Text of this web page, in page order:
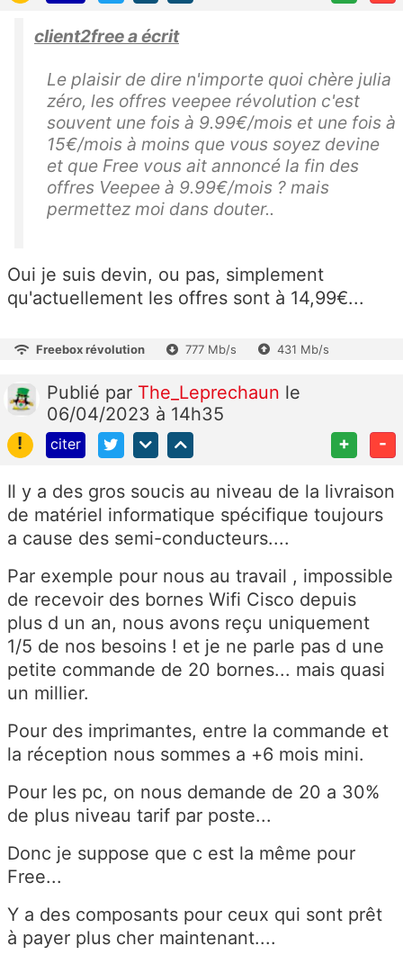
client2free a écrit
Le plaisir de dire n'importe quoi chère julia
zéro, les offres veepee révolution c'est
souvent une fois à 9.99€/mois et une fois à
15€/mois à moins que vous soyez devine
et que Free vous ait annoncé la fin des
offres Veepee à 9.99€/mois ? mais
permettez moi dans douter..
Oui je suis devin, ou pas, simplement
qu'actuellement les offres sont à 14,99€...
Freebox révolution 777 Mb/s 431 Mb/s
Publié par The_Leprechaun le
06/04/2023 à 14h35
!
citer + -
Il y a des gros soucis au niveau de la livraison
de matériel informatique spécifique toujours
a cause des semi-conducteurs....
Par exemple pour nous au travail , impossible
de recevoir des bornes Wifi Cisco depuis
plus d un an, nous avons reçu uniquement
1/5 de nos besoins ! et je ne parle pas d une
petite commande de 20 bornes... mais quasi
un millier.
Pour des imprimantes, entre la commande et
la réception nous sommes a +6 mois mini.
Pour les pc, on nous demande de 20 a 30%
de plus niveau tarif par poste...
Donc je suppose que c est la même pour
Free...
Y a des composants pour ceux qui sont prêt
à payer plus cher maintenant....